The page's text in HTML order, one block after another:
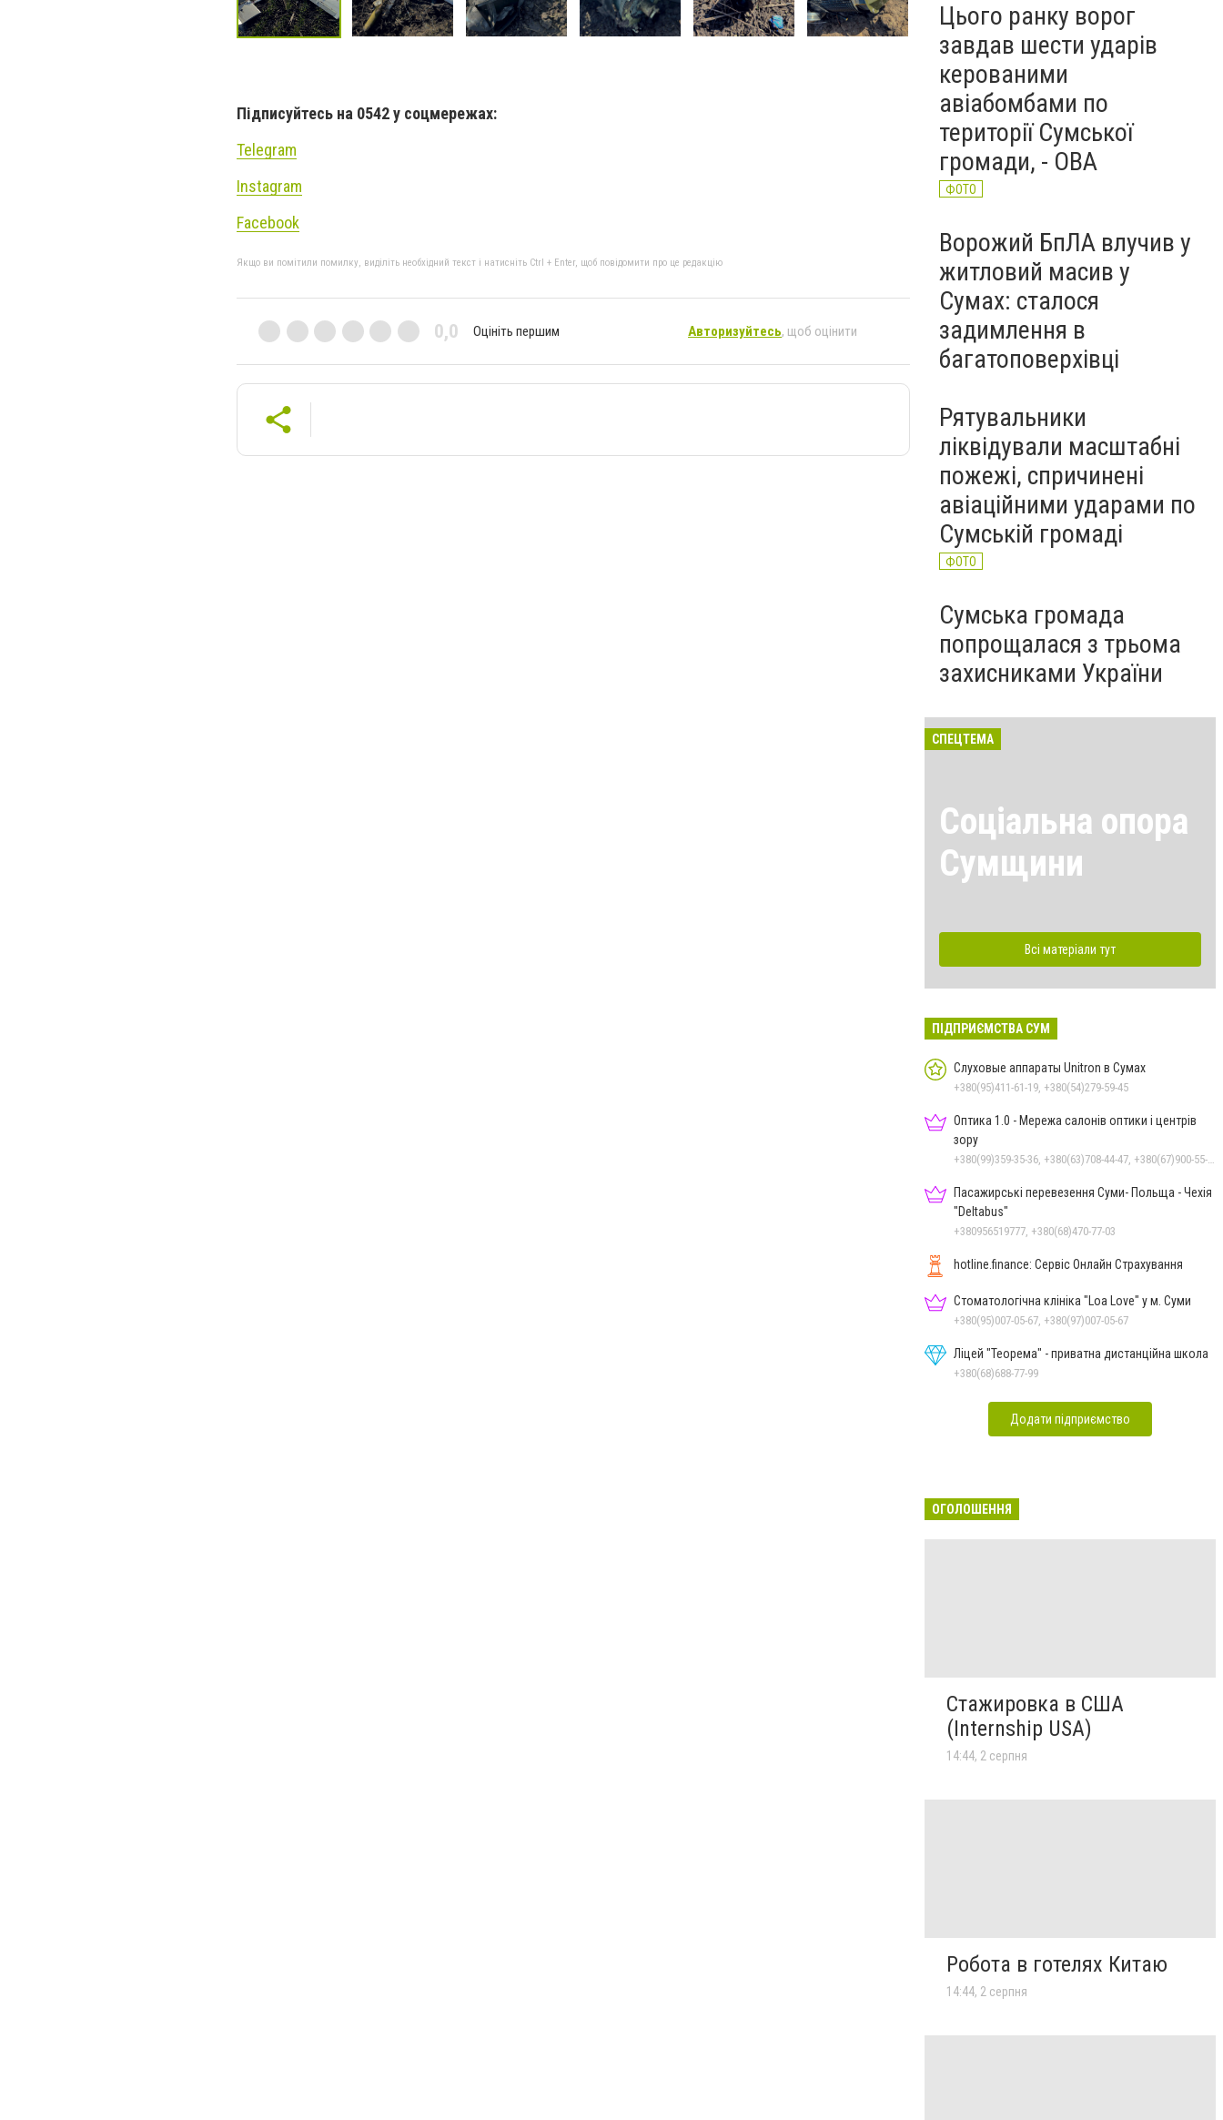
Підписуйтесь на 0542 у соцмережах:
Telegram
Instagram
Facebook
Якщо ви помітили помилку, виділіть необхідний текст і натисніть Ctrl + Enter, щоб повідомити про це редакцію
0,0 Оцініть першим Авторизуйтесь, щоб оцінити
Цього ранку ворог
завдав шести ударів
керованими
авіабомбами по
території Сумської
громади, - ОВА
ФОТО
Ворожий БпЛА влучив у
житловий масив у
Сумах: сталося
задимлення в
багатоповерхівці
Рятувальники
ліквідували масштабні
пожежі, спричинені
авіаційними ударами по
Сумській громаді
ФОТО
Сумська громада
попрощалася з трьома
захисниками України
СПЕЦТЕМА
Соціальна опора
Сумщини
Всі матеріали тут
ПІДПРИЄМСТВА СУМ
Слуховые аппараты Unitron в Сумах
+380(95)411-61-19, +380(54)279-59-45
Оптика 1.0 - Мережа салонів оптики і центрів
зору
Пасажирські перевезення Суми- Польща - Чехія
"Deltabus"
+380956519777, +380(68)470-77-03
hotline.finance: Сервіс Онлайн Страхування
Стоматологічна клініка "Loa Love" у м. Суми
+380(95)007-05-67, +380(97)007-05-67
Ліцей "Теорема" - приватна дистанційна школа
+380(68)688-77-99
Додати підприємство
ОГОЛОШЕННЯ
Стажировка в США
(Internship USA)
14:44, 2 серпня
Робота в готелях Китаю
14:44, 2 серпня